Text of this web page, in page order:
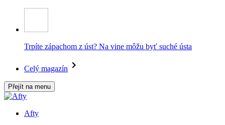
Trpíte zápachom z úst? Na vine môžu byť suché ústa
Celý magazín
Přejít na menu
Afty